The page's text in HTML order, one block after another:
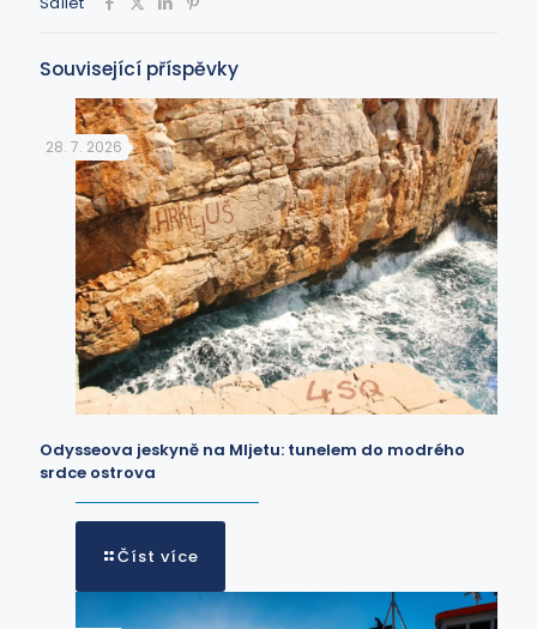
Související příspěvky
28. 7. 2026
Odysseova jeskyně na Mljetu: tunelem do modrého
srdce ostrova
Číst více